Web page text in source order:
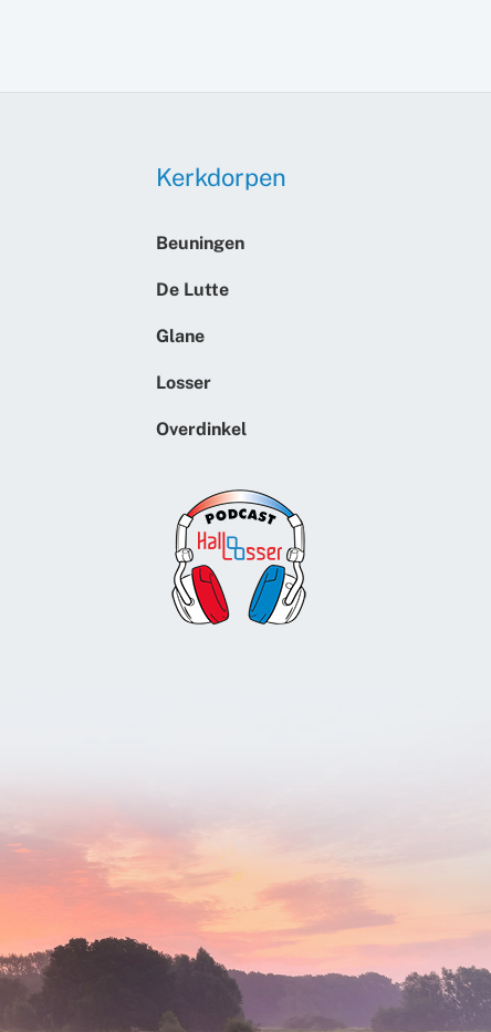
Kerkdorpen
Beuningen
De Lutte
Glane
Losser
Overdinkel